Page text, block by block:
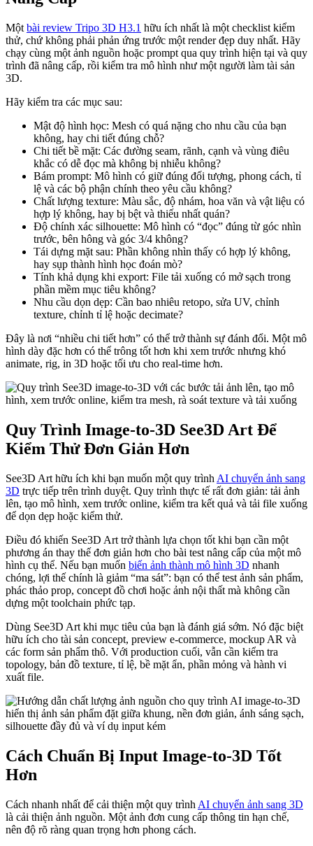
Một bài review Tripo 3D H3.1 hữu ích nhất là một checklist kiểm
thử, chứ không phải phản ứng trước một render đẹp duy nhất. Hãy
chạy cùng một ảnh nguồn hoặc prompt qua quy trình hiện tại và quy
trình đã nâng cấp, rồi kiểm tra mô hình như một người làm tài sản
3D.
Hãy kiểm tra các mục sau:
Mật độ hình học: Mesh có quá nặng cho nhu cầu của bạn
không, hay chi tiết đúng chỗ?
Chi tiết bề mặt: Các đường seam, rãnh, cạnh và vùng điêu
khắc có dễ đọc mà không bị nhiễu không?
Bám prompt: Mô hình có giữ đúng đối tượng, phong cách, tỉ
lệ và các bộ phận chính theo yêu cầu không?
Chất lượng texture: Màu sắc, độ nhám, hoa văn và vật liệu có
hợp lý không, hay bị bệt và thiếu nhất quán?
Độ chính xác silhouette: Mô hình có “đọc” đúng từ góc nhìn
trước, bên hông và góc 3/4 không?
Tái dựng mặt sau: Phần không nhìn thấy có hợp lý không,
hay sụp thành hình học đoán mò?
Tính khả dụng khi export: File tải xuống có mở sạch trong
phần mềm mục tiêu không?
Nhu cầu dọn dẹp: Cần bao nhiêu retopo, sửa UV, chỉnh
texture, chỉnh tỉ lệ hoặc decimate?
Đây là nơi “nhiều chi tiết hơn” có thể trở thành sự đánh đổi. Một mô
hình dày đặc hơn có thể trông tốt hơn khi xem trước nhưng khó
animate, rig, in 3D hoặc tối ưu cho real-time hơn.
Quy Trình Image-to-3D See3D Art Để
Kiểm Thử Đơn Giản Hơn
See3D Art hữu ích khi bạn muốn một quy trình AI chuyển ảnh sang
3D trực tiếp trên trình duyệt. Quy trình thực tế rất đơn giản: tải ảnh
lên, tạo mô hình, xem trước online, kiểm tra kết quả và tải file xuống
để dọn dẹp hoặc kiểm thử.
Điều đó khiến See3D Art trở thành lựa chọn tốt khi bạn cần một
phương án thay thế đơn giản hơn cho bài test nâng cấp của một mô
hình cụ thể. Nếu bạn muốn biến ảnh thành mô hình 3D nhanh
chóng, lợi thế chính là giảm “ma sát”: bạn có thể test ảnh sản phẩm,
phác thảo prop, concept đồ chơi hoặc ảnh nội thất mà không cần
dựng một toolchain phức tạp.
Dùng See3D Art khi mục tiêu của bạn là đánh giá sớm. Nó đặc biệt
hữu ích cho tài sản concept, preview e-commerce, mockup AR và
các form sản phẩm thô. Với production cuối, vẫn cần kiểm tra
topology, bản đồ texture, tỉ lệ, bề mặt ẩn, phần mỏng và hành vi
xuất file.
Cách Chuẩn Bị Input Image-to-3D Tốt
Hơn
Cách nhanh nhất để cải thiện một quy trình AI chuyển ảnh sang 3D
là cải thiện ảnh nguồn. Một ảnh đơn cung cấp thông tin hạn chế,
nên độ rõ ràng quan trọng hơn phong cách.